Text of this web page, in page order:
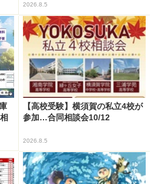
2026.8.5
【高校受験】横須賀の私立4校が
参加…合同相談会10/12
2026.8.5